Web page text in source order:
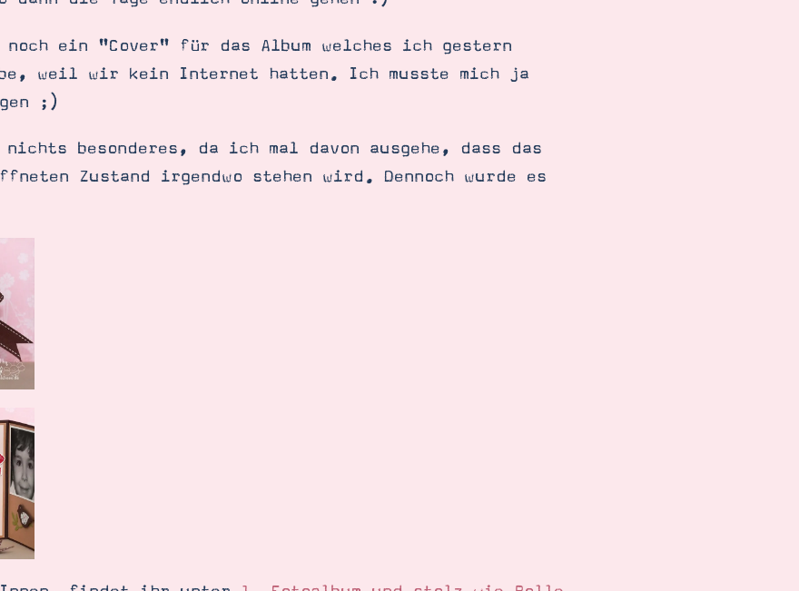
ein "Cover" für das Album welches ich gestern
weil wir kein Internet hatten. Ich musste mich ja
;)
besonderes, da ich mal davon ausgehe, dass das
Zustand irgendwo stehen wird. Dennoch wurde es